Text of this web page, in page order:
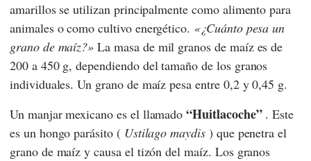
amarillos se utilizan principalmente como alimento para
animales o como cultivo energético.
¿Cuánto pesa un
grano de maíz? La masa de mil granos de maíz es de
200 a 450 g, dependiendo del tamaño de los granos
individuales. Un grano de maíz pesa entre 0,2 y 0,45 g.
Un manjar mexicano es el llamado“Huitlacoche”. Este
es un hongo parásito ( Ustilago maydis) que penetra el
grano de maíz y causa el tizón del maíz. Los granos